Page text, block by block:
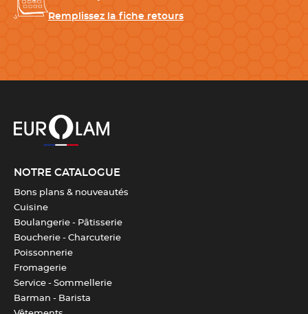
Remplissez la fiche retours
NOTRE CATALOGUE
Bons plans & nouveautés
Cuisine
Boulangerie - Pâtisserie
Boucherie - Charcuterie
Poissonnerie
Fromagerie
Service - Sommellerie
Barman - Barista